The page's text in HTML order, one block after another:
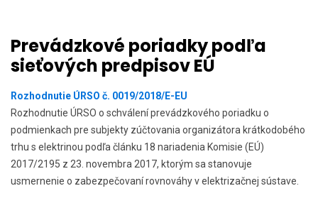
Prevádzkové poriadky podľa
sieťových predpisov EÚ
Rozhodnutie ÚRSO č. 0019/2018/E-EU
Rozhodnutie ÚRSO o schválení prevádzkového poriadku o
podmienkach pre subjekty zúčtovania organizátora krátkodobého
trhu s elektrinou podľa článku 18 nariadenia Komisie (EÚ)
2017/2195 z 23. novembra 2017, ktorým sa stanovuje
usmernenie o zabezpečovaní rovnováhy v elektrizačnej sústave.